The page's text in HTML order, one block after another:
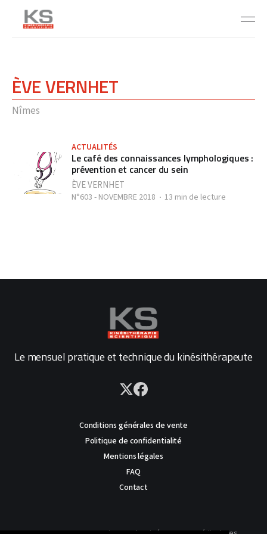
ÈVE VERNHET
Nîmes
ACTUALITÉS
Le café des connaissances lymphologiques :
prévention et cancer du sein
ÈVE VERNHET
N°603 - NOVEMBRE 2018 13 min de lecture
Le mensuel pratique et technique du kinésithérapeute
Conditions générales de vente
Politique de confidentialité
Mentions légales
FAQ
Contact